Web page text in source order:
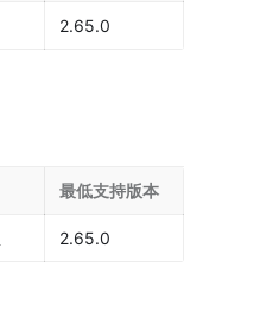
2.65.0
最低支持版本
2.65.0